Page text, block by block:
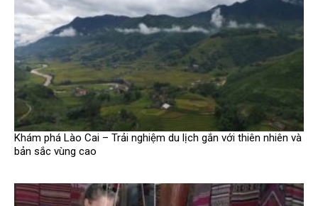
Khám phá Lào Cai – Trải nghiệm du lịch gắn với thiên nhiên và
bản sắc vùng cao